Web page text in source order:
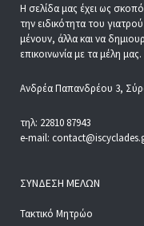
Η σελίδα μας έχει ως
την ειδικότητα του
μένουν, άλλα και να
επικοινωνία με τα μέλη
Ανδρέα Παπανδρέου 3,
τηλ: 22810 87943
e-mail:
ΣΎΝΔΕΣΗ ΜΕΛΏΝ
Τακτικό Μητρώο